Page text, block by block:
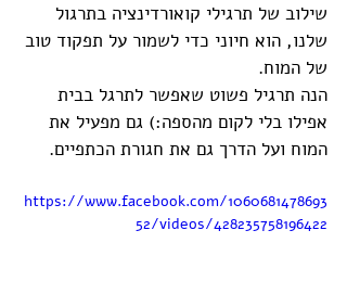
שילוב של תרגילי קואורדינציה בתרגול
שלנו, הוא חיוני כדי לשמור על תפקוד טוב
של המוח.
הנה תרגיל פשוט שאפשר לתרגל בבית
אפילו בלי לקום מהספה:) גם מפעיל את
המוח ועל הדרך גם את חגורת הכתפיים.
https://www.facebook.com/1060681478693
52/videos/428235758196422